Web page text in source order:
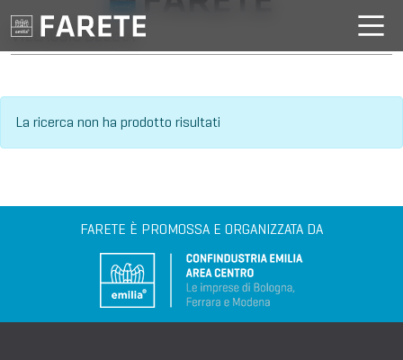
VILLAGGIO DELL'IA
La ricerca non ha prodotto risultati
FARETE È PROMOSSA E ORGANIZZATA DA